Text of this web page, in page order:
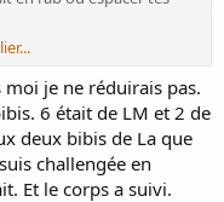
les coquillages aussi, je
top pour ce genre de
demander !
je ne réduirais pas.
6 était de LM et 2 de
deux bibis de La que
challengée en
Et le corps a suivi.